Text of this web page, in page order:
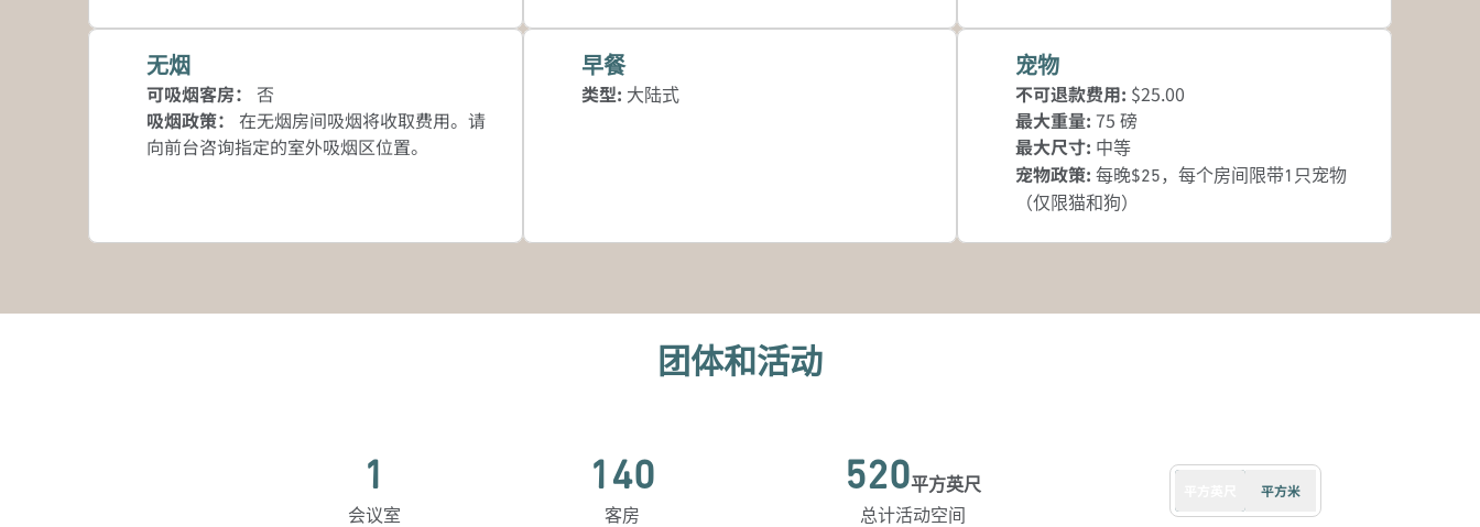
无烟
可吸烟客房：
否
吸烟政策： 在无烟房间吸烟将收取费用。请
向前台咨询指定的室外吸烟区位置。
早餐
类型: 大陆式
宠物
不可退款费用: $25.00
最大重量: 75 磅
最大尺寸: 中等
宠物政策: 每晚$25，每个房间限带1只宠物
（仅限猫和狗）
团体和活动
1
会议室
140
客房
520平方英尺
平方英尺
总计活动空间
平方米